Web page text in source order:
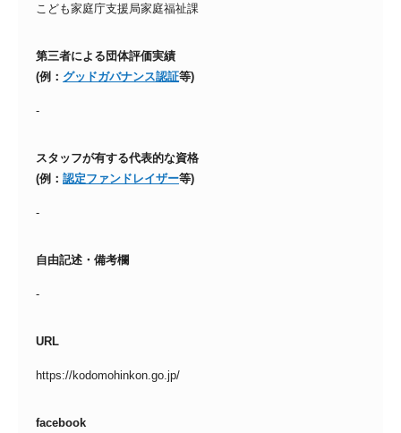
こども家庭庁支援局家庭福祉課
第三者による団体評価実績
(例： グッドガバナンス認証等)
-
スタッフが有する代表的な資格
(例： 認定ファンドレイザー等)
-
自由記述・備考欄
-
URL
https://kodomohinkon.go.jp/
facebook